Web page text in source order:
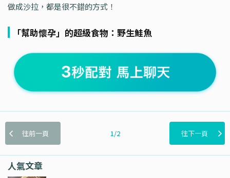
做成沙拉，都是很不錯的方式！
「幫助懷孕」的超級食物：野生鮭魚
往前一頁 1/2 往下一頁
人氣文章